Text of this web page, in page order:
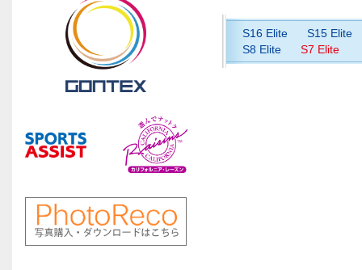
S16 Elite
S15 Elite
S8 Elite
S7 Elite